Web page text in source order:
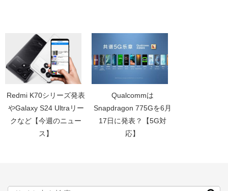
Redmi K70シリーズ発表
やGalaxy S24 Ultraリー
クなど【今週のニュー
ス】
Qualcommは
Snapdragon 775Gを6月
17日に発表？【5G対
応】